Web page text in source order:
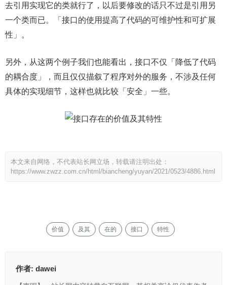
去引用实现它的类就行了，以后要修改的话只不过是引用另
一个类而已。「接口的使用提高了代码的可维护性和可扩展
性」。
另外，从这两个例子我们也能看出，接口不仅「降低了代码
的耦合度」，而且仅仅描叙了程序对外的服务，不涉及任何
具体的实现细节，这样也就比较「安全」一些。
本文来自网络，不代表站长网立场，转载请注明出处：
https://www.zwzz.com.cn/html/biancheng/yuyan/2021/0523/4886.html
价值 及其 在的 接口 特性
作者: dawei